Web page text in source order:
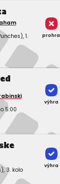
1.
prohra
5:00
výhra
3. kolo
výhra